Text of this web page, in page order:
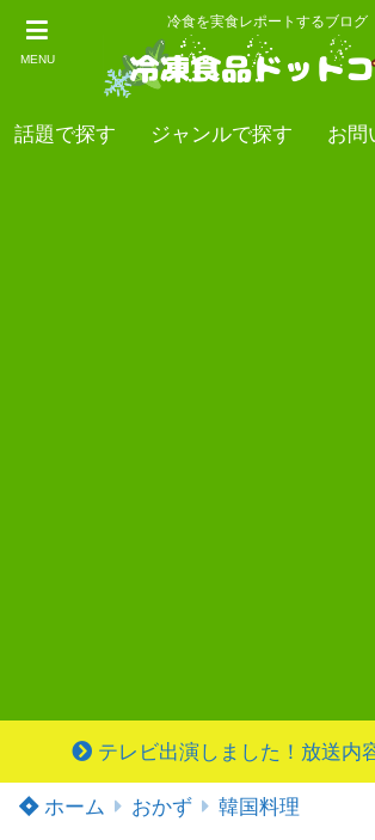
MENU
冷食を実食レポートするブログ
話題で探す ジャンルで探す お問
テレビ出演しました！放送内
ホーム おかず 韓国料理